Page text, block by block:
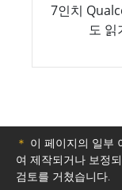
7인치
도 읽
＊ 이 페이지의 일부
여 제작되거나 보정
검토를 거쳤습니다.